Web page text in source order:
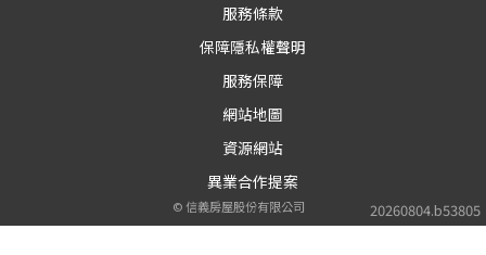
20260804.b53805
服務條款
保障隱私權聲明
服務保障
網站地圖
資源網站
異業合作提案
©信義房屋股份有限公司